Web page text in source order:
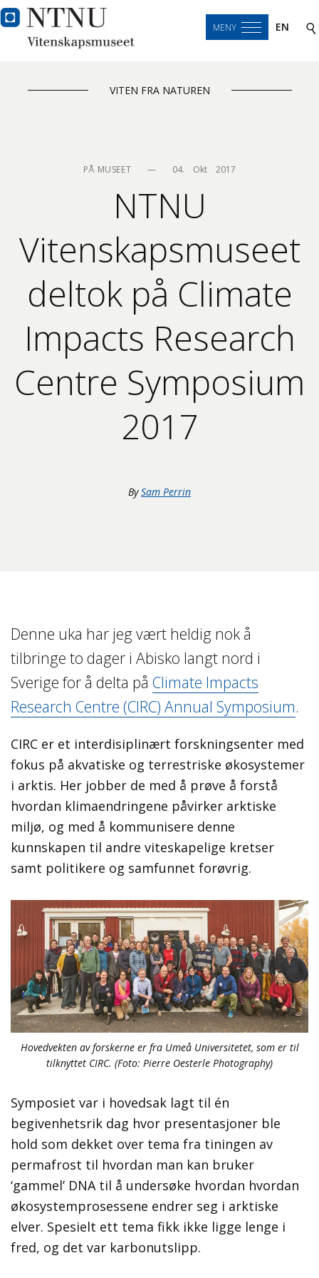
MENY EN
VITEN FRA NATUREN
PÅ MUSEET — 04.    Okt    2017
NTNU
Vitenskapsmuseet
deltok på Climate
Impacts Research
Centre Symposium
2017
By Sam Perrin
Denne uka har jeg vært heldig nok å
tilbringe to dager i Abisko langt nord i
Sverige for å delta på Climate Impacts
Research Centre (CIRC) Annual Symposium.
CIRC er et interdisiplinært forskningsenter med
fokus på akvatiske og terrestriske økosystemer
i arktis. Her jobber de med å prøve å forstå
hvordan klimaendringene påvirker arktiske
miljø, og med å kommunisere denne
kunnskapen til andre viteskapelige kretser
samt politikere og samfunnet forøvrig.
Hovedvekten av forskerne er fra Umeå Universitetet, som er til
tilknyttet CIRC. (Foto: Pierre Oesterle Photography)
Symposiet var i hovedsak lagt til én
begivenhetsrik dag hvor presentasjoner ble
hold som dekket over tema fra tiningen av
permafrost til hvordan man kan bruker
‘gammel’ DNA til å undersøke hvordan hvordan
økosystemprosessene endrer seg i arktiske
elver. Spesielt ett tema fikk ikke ligge lenge i
fred, og det var karbonutslipp.